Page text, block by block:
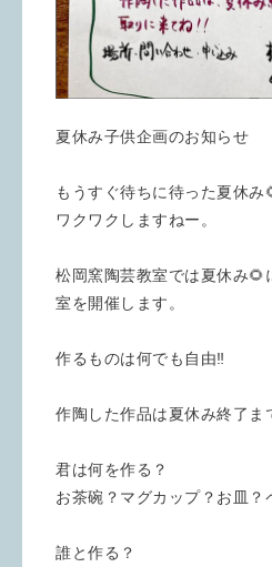
夏休み子供企画のお知らせ
もうすぐ待ちに待った夏休み
ワクワクしますねー。
松岡窯陶芸教室では夏休み🌻
室を開催します。
作るものは何でも自由‼️
作陶した作品は夏休み終了ま
君は何を作る？
お茶碗？マグカップ？お皿？
誰と作る？